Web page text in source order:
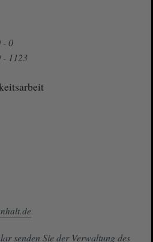
- 0
- 1123
senden Sie der Verwaltung des